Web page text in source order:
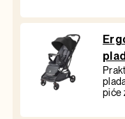
piće